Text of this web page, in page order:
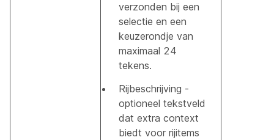
verzonden bij een
selectie en een
keuzerondje van
maximaal 24
tekens.
Rijbeschrijving -
optioneel tekstveld
dat extra context
biedt voor rijitems